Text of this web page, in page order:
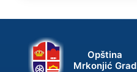
Opština
Mrkonjić Grad